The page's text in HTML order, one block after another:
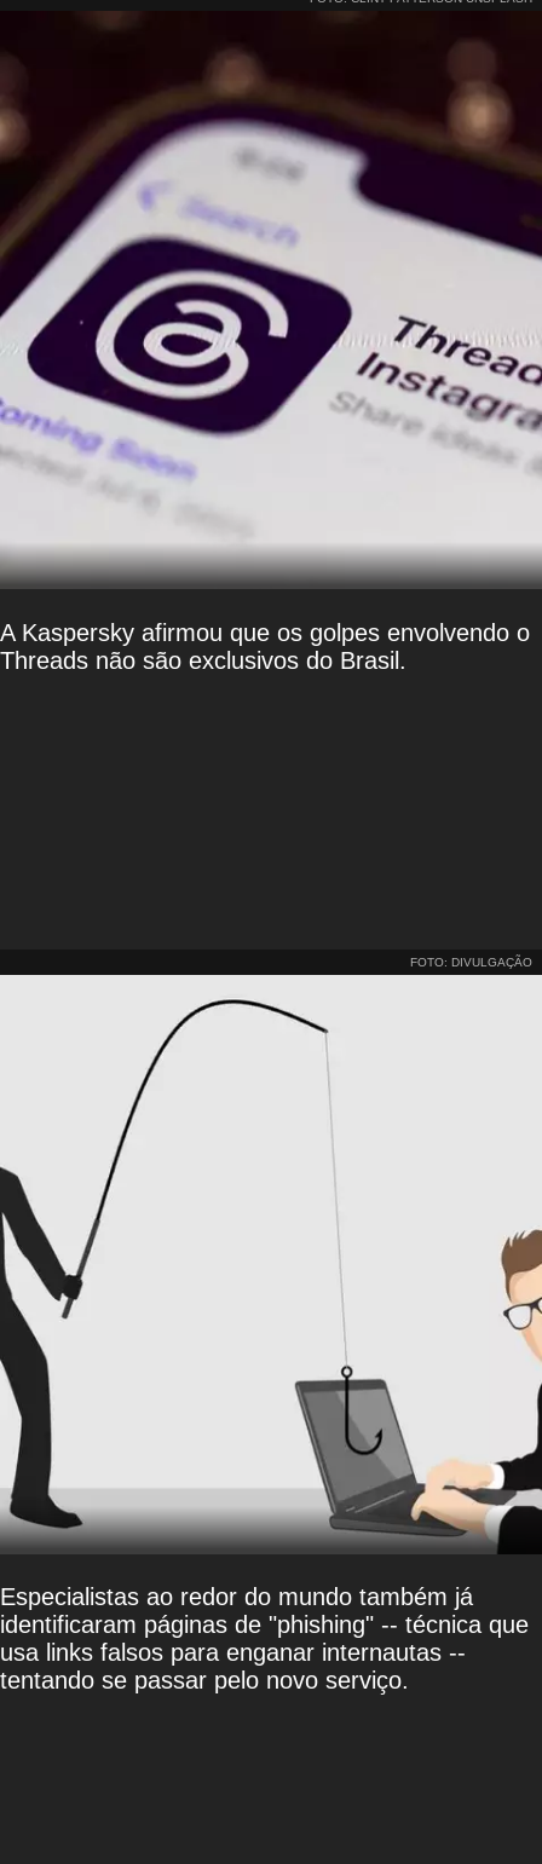
A Kaspersky afirmou que os golpes envolvendo o
Threads não são exclusivos do Brasil.
FOTO: DIVULGAÇÃO
Especialistas ao redor do mundo também já
identificaram páginas de "phishing" -- técnica que
usa links falsos para enganar internautas --
tentando se passar pelo novo serviço.